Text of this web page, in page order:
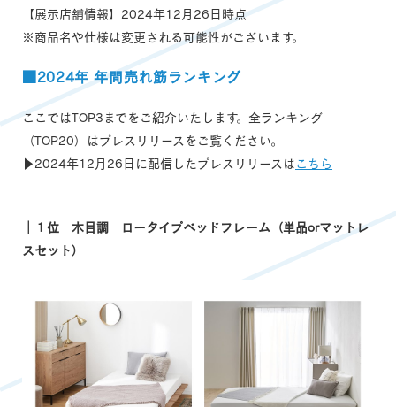
【展示店舗情報】2024年12月26日時点
※商品名や仕様は変更される可能性がございます。
■2024年 年間売れ筋ランキング
ここではTOP3までをご紹介いたします。全ランキング
（TOP20）はプレスリリースをご覧ください。
▶2024年12月26日に配信したプレスリリースは こちら
｜１位 木目調 ロータイプベッドフレーム（単品orマットレ
スセット）